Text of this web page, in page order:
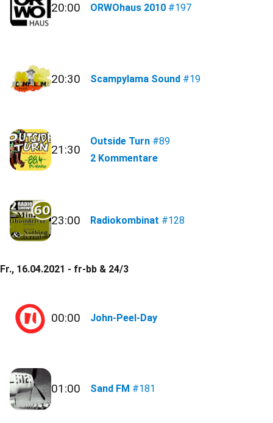
20:00 ORWOhaus 2010 #197
20:30 Scampylama Sound #19
21:30
Outside Turn #89
2 Kommentare
23:00 Radiokombinat #128
Fr., 16.04.2021 - fr-bb & 24/3
00:00 John-Peel-Day
01:00 Sand FM #181